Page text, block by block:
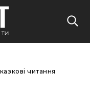
читання